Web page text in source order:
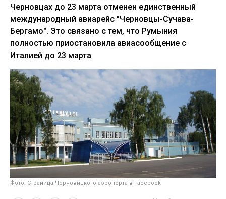
Черновцах до 23 марта отменен единственный
международный авиарейс "Черновцы-Сучава-
Бергамо". Это связано с тем, что Румыния
полностью приостановила авиасообщение с
Италией до 23 марта
Фото: Страница Черновицкого аэропорта в Facebook